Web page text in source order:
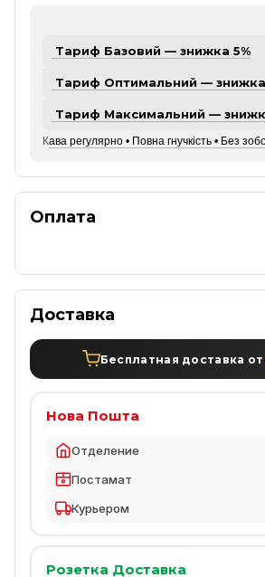
Тариф Базовий — знижка 5%
Тариф Оптимальний — знижка
Тариф Максимальний —
Кава регулярно • Повна гнучкість • Без
Оплата
Доставка
Бесплатная доставка от
Нова Пошта
Отделение
Постамат
Курьером
Розетка Доставка